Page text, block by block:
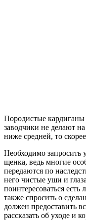
Породистые кардиганы
заводчики не делают
ниже средней, то
Необходимо запросить
щенка, ведь многие
передаются по
него чистые уши и
поинтересоваться есть
также спросить о
должен предоставить
рассказать об уходе и